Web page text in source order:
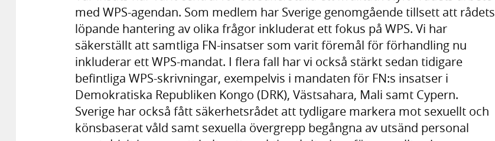
med WPS-agendan. Som medlem har Sverige genomgående tillsett att rådets
löpande hantering av olika frågor inkluderat ett fokus på WPS. Vi har
säkerställt att samtliga FN-insatser som varit föremål för förhandling nu
inkluderar ett WPS-mandat. I flera fall har vi också stärkt sedan tidigare
befintliga WPS-skrivningar, exempelvis i mandaten för FN:s insatser i
Demokratiska Republiken Kongo (DRK), Västsahara, Mali samt Cypern.
Sverige har också fått säkerhetsrådet att tydligare markera mot sexuellt och
könsbaserat våld samt sexuella övergrepp begångna av utsänd personal